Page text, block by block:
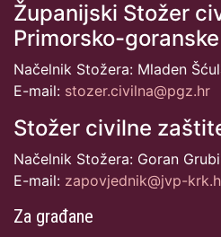
Županijski Stožer
Primorsko-
Načelnik Stožera: Mladen
E-mail: stozer.civilna@pgz.hr
Stožer civilne
Načelnik Stožera: Goran
E-mail: zapovjednik@jvp-
Za građane